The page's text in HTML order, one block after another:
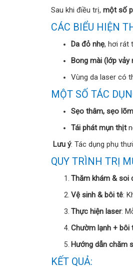
Sau khi điều trị, một số
CÁC BIỂU HIỆN
Da đỏ nhẹ, hơi rát
Bong mài (lớp vảy
Vùng da laser có
MỘT SỐ TÁC
Sẹo thâm, sẹo lõm
Tái phát mụn thịt
Lưu ý: Tác dụng phụ
QUY TRÌNH TRỊ
Thăm khám & soi
Vệ sinh & bôi tê:
Thực hiện laser:
Chườm lạnh + bôi
Hướng dẫn chăm
KẾT QUẢ: